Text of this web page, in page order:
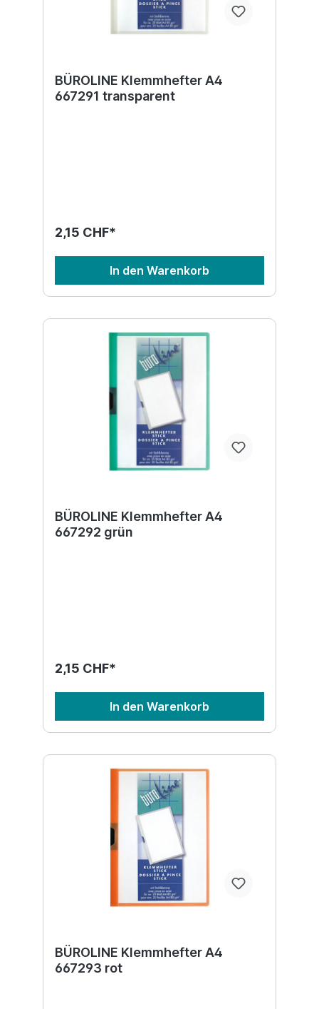
BÜROLINE Klemmhefter A4
667291 transparent
2,15 CHF*
In den Warenkorb
BÜROLINE Klemmhefter A4
667292 grün
2,15 CHF*
In den Warenkorb
BÜROLINE Klemmhefter A4
667293 rot